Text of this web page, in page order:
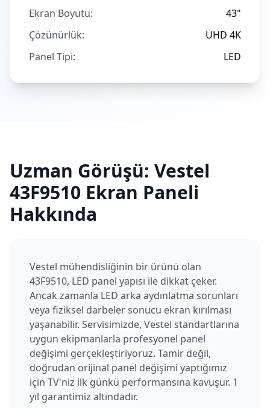
Ekran Boyutu:
43"
Çözünürlük:
UHD 4K
Panel Tipi:
LED
Uzman Görüşü: Vestel
43F9510 Ekran Paneli
Hakkında
Vestel mühendisliğinin bir ürünü olan
43F9510, LED panel yapısı ile dikkat çeker.
Ancak zamanla LED arka aydınlatma sorunları
veya fiziksel darbeler sonucu ekran kırılması
yaşanabilir. Servisimizde, Vestel standartlarına
uygun ekipmanlarla profesyonel panel
değişimi gerçekleştiriyoruz. Tamir değil,
doğrudan orijinal panel değişimi yaptığımız
için TV'niz ilk günkü performansına kavuşur. 1
yıl garantimiz altındadır.